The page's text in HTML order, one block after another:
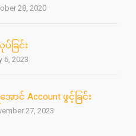
28, 2020
ခြင်း
6, 2023
ောင် Account ဖွင့်ခြင်း
27, 2023